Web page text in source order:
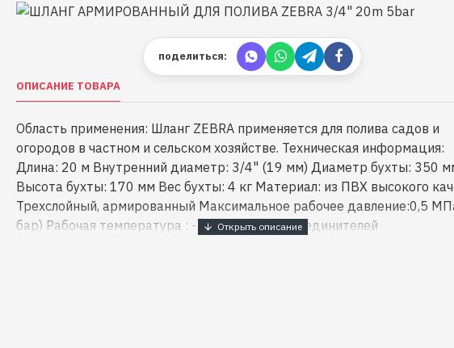
поделиться:
ОПИСАНИЕ ТОВАРА
Область применения: Шланг ZEBRA применяется для полива садов и
огородов в частном и сельском хозяйстве. Техническая информация:
Длина: 20 м Внутренний диаметр: 3/4" (19 мм) Диаметр бухты: 350
Высота бухты: 170 мм Вес бухты: 4 кг Материал: из ПВХ высокого
Трехслойный, армированный Максимальное рабочее давление:0,5
бар) Рабочая температура : -5°С...+60°С Без соединителей